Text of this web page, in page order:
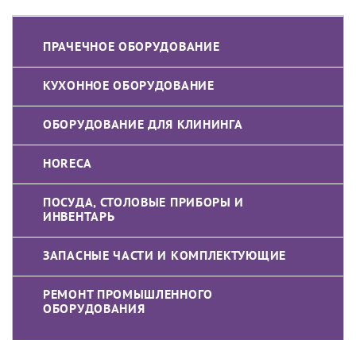
ПРАЧЕЧНОЕ ОБОРУДОВАНИЕ
КУХОННОЕ ОБОРУДОВАНИЕ
ОБОРУДОВАНИЕ ДЛЯ КЛИНИНГА
HORECA
ПОСУДА, СТОЛОВЫЕ ПРИБОРЫ И
ИНВЕНТАРЬ
ЗАПАСНЫЕ ЧАСТИ И КОМПЛЕКТУЮЩИЕ
РЕМОНТ ПРОМЫШЛЕННОГО
ОБОРУДОВАНИЯ